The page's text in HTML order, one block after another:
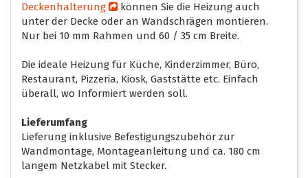
Deckenhalterung
unter der Decke oder an Wandschrägen montieren.
Nur bei 10 mm Rahmen und 60 / 35 cm Breite.
Die ideale Heizung für Küche, Kinderzimmer, Büro,
Restaurant, Pizzeria, Kiosk, Gaststätte etc. Einfach
überall, wo Informiert werden soll.
Lieferumfang
Lieferung inklusive Befestigungszubehör zur
Wandmontage, Montageanleitung und ca. 180 cm
langem Netzkabel mit Stecker.